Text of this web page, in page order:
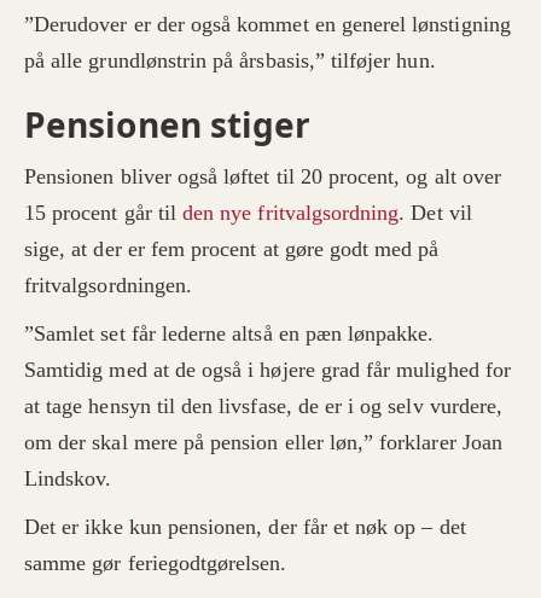
”Derudover er der også kommet en generel lønstigning
på alle grundlønstrin på årsbasis,” tilføjer hun.
Pensionen stiger
Pensionen bliver også løftet til 20 procent, og alt over
15 procent går tilden nye fritvalgsordning. Det vil
sige, at der er fem procent at gøre godt med på
fritvalgsordningen.
”Samlet set får lederne altså en pæn lønpakke.
Samtidig med at de også i højere grad får mulighed for
at tage hensyn til den livsfase, de er i og selv vurdere,
om der skal mere på pension eller løn,” forklarer Joan
Lindskov.
Det er ikke kun pensionen, der får et nøk op – det
samme gør feriegodtgørelsen.